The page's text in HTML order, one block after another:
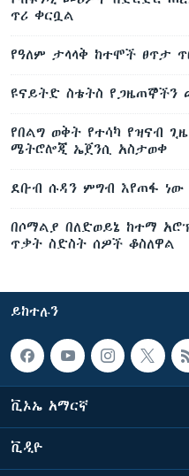
ጥሪ ቀርቧል
የዓለም ታላላቅ ከተሞች ፀጥታ
ዩናይትድ ስቴትስ የጋዜጠኞችን
የበልግ ወቅት የተሳካ የዝናብ
ሜትሮሎጂ ኤጀንሲ አስታወቀ
ደቡብ ሱዳን ምግብ እየጠፋ ነው
በሶማልያ በለድወይኔ ከተማ
ጥቃት ስድስት ሰዎች ቆስለዋል
ይከተሉን
ቪኦኤ አማርኛ
ቪዲዮ